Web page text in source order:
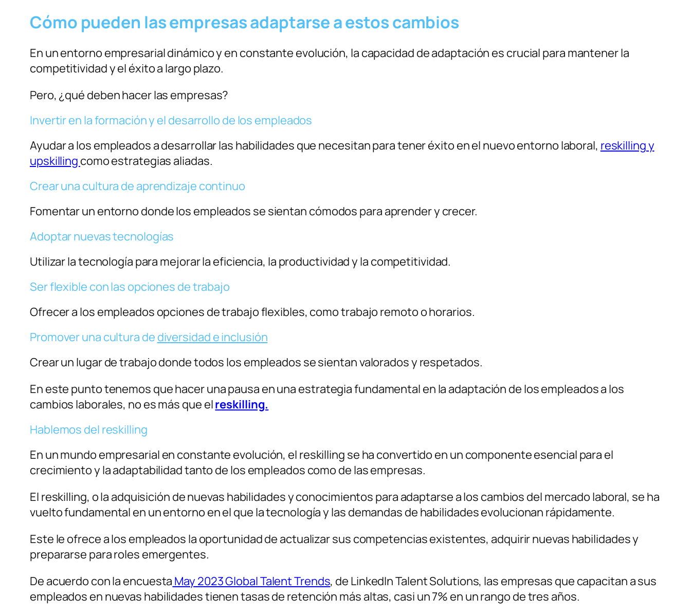
Cómo pueden las empresas adaptarse a estos cambios
En un entorno empresarial dinámico y en constante evolución, la capacidad de adaptación es crucial para mantener la
competitividad y el éxito a largo plazo.
Pero, ¿qué deben hacer las empresas?
Invertir en la formación y el desarrollo de los empleados
Ayudar a los empleados a desarrollar las habilidades que necesitan para tener éxito en el nuevo entorno laboral, reskilling y
upskilling como estrategias aliadas.
Crear una cultura de aprendizaje continuo
Fomentar un entorno donde los empleados se sientan cómodos para aprender y crecer.
Adoptar nuevas tecnologías
Utilizar la tecnología para mejorar la eficiencia, la productividad y la competitividad.
Ser flexible con las opciones de trabajo
Ofrecer a los empleados opciones de trabajo flexibles, como trabajo remoto o horarios.
Promover una cultura de diversidad e inclusión
Crear un lugar de trabajo donde todos los empleados se sientan valorados y respetados.
En este punto tenemos que hacer una pausa en una estrategia fundamental en la adaptación de los empleados a los
cambios laborales, no es más que elreskilling.
Hablemos del reskilling
En un mundo empresarial en constante evolución, el reskilling se ha convertido en un componente esencial para el
crecimiento y la adaptabilidad tanto de los empleados como de las empresas.
El reskilling, o la adquisición de nuevas habilidades y conocimientos para adaptarse a los cambios del mercado laboral, se ha
vuelto fundamental en un entorno en el que la tecnología y las demandas de habilidades evolucionan rápidamente.
Este le ofrece a los empleados la oportunidad de actualizar sus competencias existentes, adquirir nuevas habilidades y
prepararse para roles emergentes.
De acuerdo con la encuesta May 2023 Global Talent Trends, de LinkedIn Talent Solutions, las empresas que capacitan a sus
empleados en nuevas habilidades tienen tasas de retención más altas, casi un 7% en un rango de tres años.